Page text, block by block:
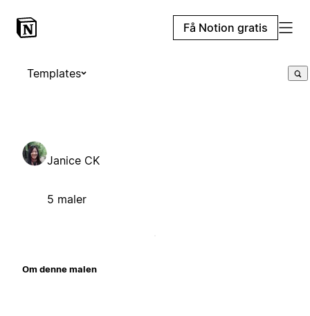
Få Notion gratis
Templates
Janice CK
5 maler
Om denne malen